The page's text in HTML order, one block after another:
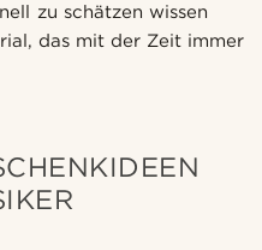
zu schätzen wissen
das mit der Zeit immer